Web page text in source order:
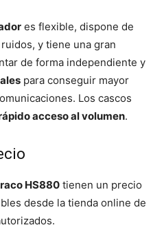
es flexible, dispone de
y tiene una gran
de forma independiente y
para conseguir mayor
Los cascos
acceso al volumen.
HS880 tienen un precio
desde la tienda online de